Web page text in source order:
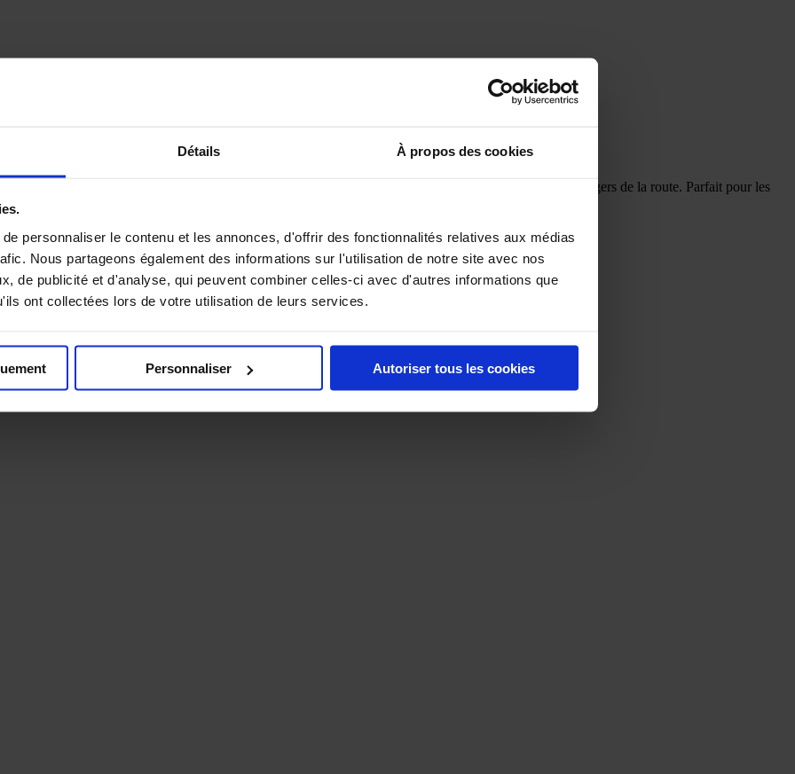
Détails À propos des cookies
personnaliser le contenu et les annonces, d'offrir des fonctionnalités relatives aux médias
Nous partageons également des informations sur l'utilisation de notre site avec nos
de publicité et d'analyse, qui peuvent combiner celles-ci avec d'autres informations que
ont collectées lors de votre utilisation de leurs services.
Personnaliser Autoriser tous les cookies
la vitesse des véhicules dans les zones fréquentées, assurant un environnement sûr pour tous les usagers de la route. Parfait pour les
stations-service.
est facile à installer et à démonter si nécessaire.
garantit une excellente visibilité, de jour comme de nuit.